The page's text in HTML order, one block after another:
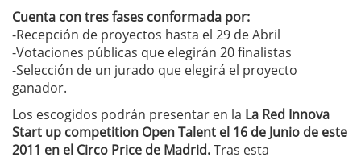
Cuenta con tres fases conformada por:
-Recepción de proyectos hasta el 29 de Abril
-Votaciones públicas que elegirán 20 finalistas
-Selección de un jurado que elegirá el proyecto
ganador.
Los escogidos podrán presentar en la La Red Innova
Start up competition Open Talent el 16 de Junio de este
2011 en el Circo Price de Madrid.Tras esta